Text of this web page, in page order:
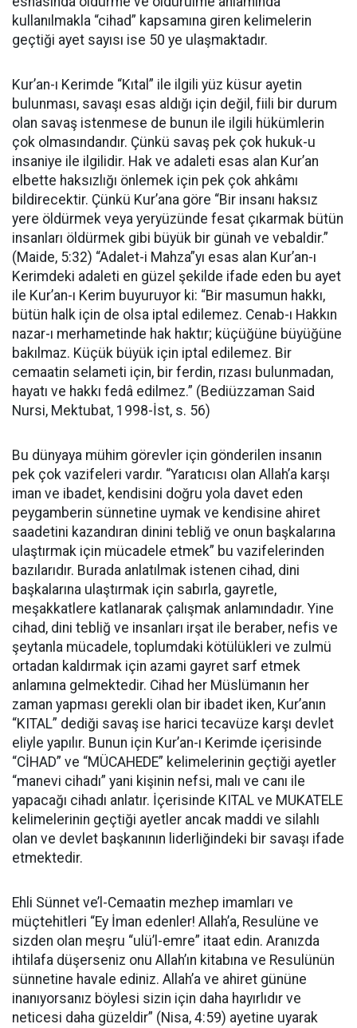
kullanılmakla “cihad” kapsamına giren kelimelerin
geçtiği ayet sayısı ise 50 ye ulaşmaktadır.
Kur’an-ı Kerimde “Kıtal” ile ilgili yüz küsur ayetin
bulunması, savaşı esas aldığı için değil, fiili bir durum
olan savaş istenmese de bunun ile ilgili hükümlerin
çok olmasındandır. Çünkü savaş pek çok hukuk-u
insaniye ile ilgilidir. Hak ve adaleti esas alan Kur’an
elbette haksızlığı önlemek için pek çok ahkâmı
bildirecektir. Çünkü Kur’ana göre “Bir insanı haksız
yere öldürmek veya yeryüzünde fesat çıkarmak bütün
insanları öldürmek gibi büyük bir günah ve vebaldir.”
(Maide, 5:32) “Adalet-i Mahza”yı esas alan Kur’an-ı
Kerimdeki adaleti en güzel şekilde ifade eden bu ayet
ile Kur’an-ı Kerim buyuruyor ki: “Bir masumun hakkı,
bütün halk için de olsa iptal edilemez. Cenab-ı Hakkın
nazar-ı merhametinde hak haktır; küçüğüne büyüğüne
bakılmaz. Küçük büyük için iptal edilemez. Bir
cemaatin selameti için, bir ferdin, rızası bulunmadan,
hayatı ve hakkı fedâ edilmez.” (Bediüzzaman Said
Nursi, Mektubat, 1998-İst, s. 56)
Bu dünyaya mühim görevler için gönderilen insanın
pek çok vazifeleri vardır. “Yaratıcısı olan Allah’a karşı
iman ve ibadet, kendisini doğru yola davet eden
peygamberin sünnetine uymak ve kendisine ahiret
saadetini kazandıran dinini tebliğ ve onun başkalarına
ulaştırmak için mücadele etmek” bu vazifelerinden
bazılarıdır. Burada anlatılmak istenen cihad, dini
başkalarına ulaştırmak için sabırla, gayretle,
meşakkatlere katlanarak çalışmak anlamındadır. Yine
cihad, dini tebliğ ve insanları irşat ile beraber, nefis ve
şeytanla mücadele, toplumdaki kötülükleri ve zulmü
ortadan kaldırmak için azami gayret sarf etmek
anlamına gelmektedir. Cihad her Müslümanın her
zaman yapması gerekli olan bir ibadet iken, Kur’anın
“KITAL” dediği savaş ise harici tecavüze karşı devlet
eliyle yapılır. Bunun için Kur’an-ı Kerimde içerisinde
“CİHAD” ve “MÜCAHEDE” kelimelerinin geçtiği ayetler
“manevi cihadı” yani kişinin nefsi, malı ve canı ile
yapacağı cihadı anlatır. İçerisinde KITAL ve MUKATELE
kelimelerinin geçtiği ayetler ancak maddi ve silahlı
olan ve devlet başkanının liderliğindeki bir savaşı ifade
etmektedir.
Ehli Sünnet ve’l-Cemaatin mezhep imamları ve
müçtehitleri “Ey İman edenler! Allah’a, Resulüne ve
sizden olan meşru “ulü’l-emre” itaat edin. Aranızda
ihtilafa düşerseniz onu Allah’ın kitabına ve Resulünün
sünnetine havale ediniz. Allah’a ve ahiret gününe
inanıyorsanız böylesi sizin için daha hayırlıdır ve
neticesi daha güzeldir” (Nisa, 4:59) ayetine uyarak